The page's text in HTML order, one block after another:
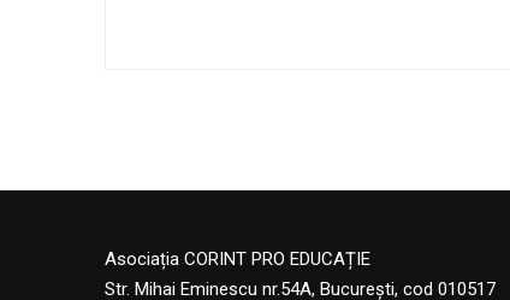
Asociația CORINT PRO EDUCAȚIE
Str. Mihai Eminescu nr.54A, București, cod 010517